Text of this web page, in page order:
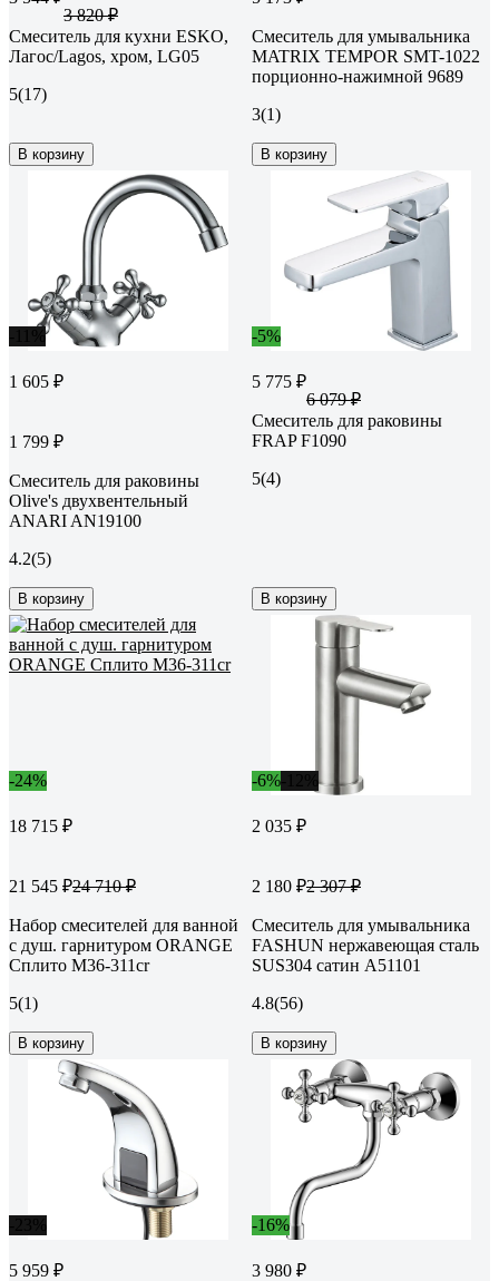
3 820 ₽
Смеситель для кухни ESKO,
Лагос/Lagos, хром, LG05
5(17)
В корзину
Смеситель для умывальника
MATRIX TEMPOR SMT-1022
порционно-нажимной 9689
3(1)
В корзину
1 605 ₽
1 799 ₽
Смеситель для раковины
Olive's двухвентельный
ANARI AN19100
4.2(5)
В корзину
-5%
5 775 ₽
6 079 ₽
Смеситель для раковины
FRAP F1090
5(4)
В корзину
-24%
18 715 ₽
21 545 ₽24 710 ₽
Набор смесителей для ванной
с душ. гарнитуром ORANGE
Сплито M36-311cr
5(1)
В корзину
-6%
2 035 ₽
2 180 ₽2 307 ₽
Смеситель для умывальника
FASHUN нержавеющая сталь
SUS304 сатин A51101
4.8(56)
В корзину
5 959 ₽
-16%
3 980 ₽